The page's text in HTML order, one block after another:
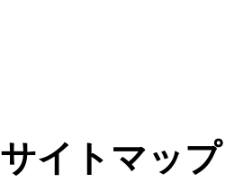
サイトマップ